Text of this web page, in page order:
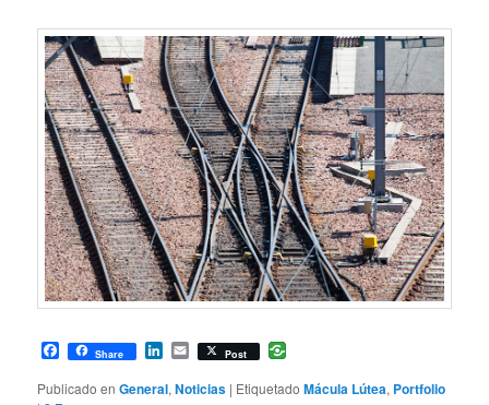
Facebook
Share LinkedIn
EmailPost
Publicado en General,Noticias | Etiquetado Mácula Lútea, Portfolio